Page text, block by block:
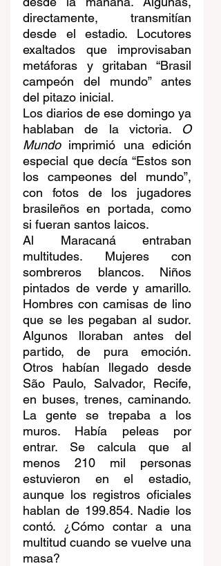
directamente, transmitían
desde el estadio. Locutores
exaltados que improvisaban
metáforas y gritaban “Brasil
campeón del mundo” antes
del pitazo inicial.
Los diarios de ese domingo ya
hablaban de la victoria. O
Mundo imprimió una edición
especial que decía “Estos son
los campeones del mundo”,
con fotos de los jugadores
brasileños en portada, como
si fueran santos laicos.
Al Maracaná entraban
multitudes. Mujeres con
sombreros blancos. Niños
pintados de verde y amarillo.
Hombres con camisas de lino
que se les pegaban al sudor.
Algunos lloraban antes del
partido, de pura emoción.
Otros habían llegado desde
São Paulo, Salvador, Recife,
en buses, trenes, caminando.
La gente se trepaba a los
muros. Había peleas por
entrar. Se calcula que al
menos 210 mil personas
estuvieron en el estadio,
aunque los registros oficiales
hablan de 199.854. Nadie los
contó. ¿Cómo contar a una
multitud cuando se vuelve una
masa?